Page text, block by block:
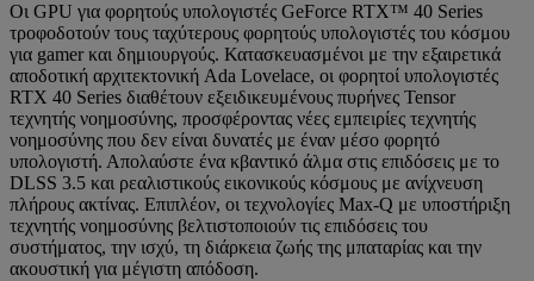
Οι GPU για φορητούς υπολογιστές GeForce RTX™ 40 Series
τροφοδοτούν τους ταχύτερους φορητούς υπολογιστές του κόσμου
για gamer και δημιουργούς. Κατασκευασμένοι με την εξαιρετικά
αποδοτική αρχιτεκτονική Ada Lovelace, οι φορητοί υπολογιστές
RTX 40 Series διαθέτουν εξειδικευμένους πυρήνες Tensor
τεχνητής νοημοσύνης, προσφέροντας νέες εμπειρίες τεχνητής
νοημοσύνης που δεν είναι δυνατές με έναν μέσο φορητό
υπολογιστή. Απολαύστε ένα κβαντικό άλμα στις επιδόσεις με το
DLSS 3.5 και ρεαλιστικούς εικονικούς κόσμους με ανίχνευση
πλήρους ακτίνας. Επιπλέον, οι τεχνολογίες Max-Q με υποστήριξη
τεχνητής νοημοσύνης βελτιστοποιούν τις επιδόσεις του
συστήματος, την ισχύ, τη διάρκεια ζωής της μπαταρίας και την
ακουστική για μέγιστη απόδοση.